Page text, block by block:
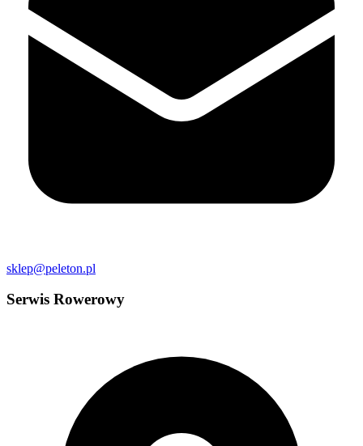
sklep@peleton.pl
Serwis Rowerowy